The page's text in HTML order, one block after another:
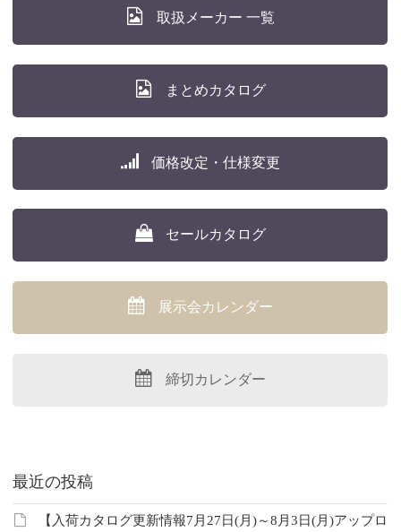
取扱メーカー 一覧
まとめカタログ
価格改定・仕様変更
セールカタログ
展示会カレンダー
締切カレンダー
最近の投稿
【入荷カタログ更新情報7月27日(月)～8月3日(月)アップロ